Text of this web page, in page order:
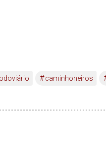
#caminhoneiros